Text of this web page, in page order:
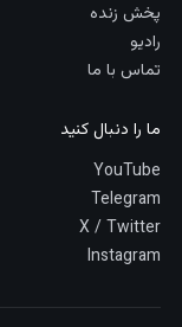
پخش زنده
رادیو
تماس با ما
ما را دنبال کنید
YouTube
Telegram
X / Twitter
Instagram